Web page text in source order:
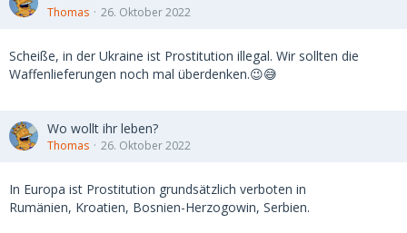
Thomas 26. Oktober 2022
Scheiße, in der Ukraine ist Prostitution illegal. Wir sollten die
Waffenlieferungen noch mal überdenken.😉😅
Wo wollt ihr leben?
Thomas 26. Oktober 2022
In Europa ist Prostitution grundsätzlich verboten in
Rumänien, Kroatien, Bosnien-Herzogowin, Serbien.